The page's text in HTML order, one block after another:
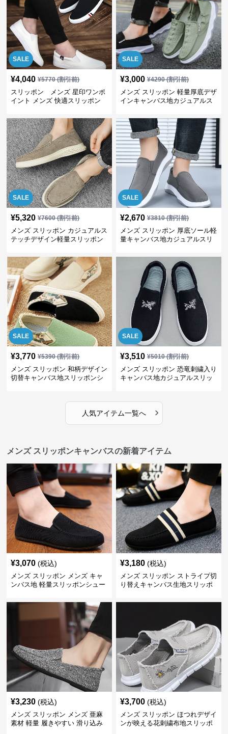
SALE
¥4,040 ¥5770(割引前)
スリッポン メンズ 星印ワンポ
イント メンズ 快適スリッポン
SALE
¥3,000 ¥4290(割引前)
メンズ スリッポン 軽量厚底デザ
インキャンバス地カジュアルス
SALE
¥5,320 ¥7600(割引前)
メンズ スリッポン カジュアルス
テッチデザイン軽量スリッポン
SALE
¥2,670 ¥3810(割引前)
メンズ スリッポン 厚底ソール軽
量キャンバス地カジュアルスリ
SALE
¥3,770 ¥5390(割引前)
メンズ スリッポン 和柄デザイン
切替キャンバス地スリッポンシ
SALE
¥3,510 ¥5010(割引前)
メンズ スリッポン 恐竜刺繍入り
キャンバス地カジュアルスリッ
人気アイテム一覧へ ›
メンズ スリッポンキャンバスの新着アイテム
¥3,070 (税込)
メンズ スリッポン メンズ キャ
ンバス地 軽量スリッポンシュー
¥3,180 (税込)
メンズ スリッポン ストライプ切
り替えキャンバス生地スリッポ
¥3,230 (税込)
メンズ スリッポン メンズ 亜麻
素材 軽量 履きやすい 滑り込み
¥3,700 (税込)
メンズ スリッポン ほつれデザイ
ンが映える花刺繍布地スリッポ